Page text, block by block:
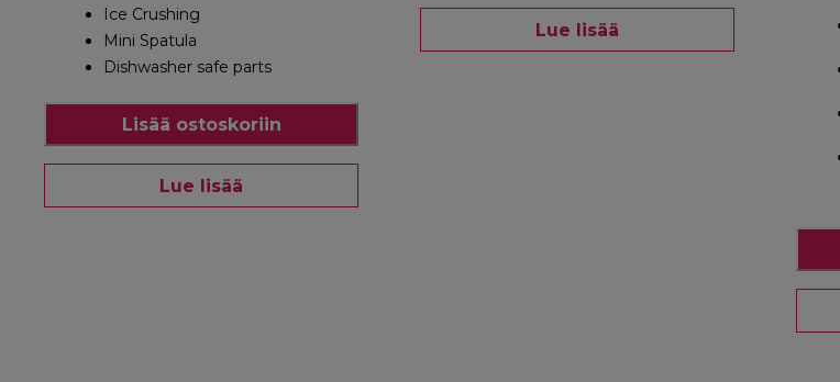
Ice Crushing
Mini Spatula
Dishwasher safe parts
Lisää ostoskoriin
Lue lisää
Lue lisää